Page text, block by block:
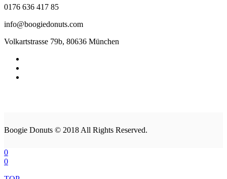
0176 636 417 85
info@boogiedonuts.com
Volkartstrasse 79b, 80636 München
Boogie Donuts © 2018 All Rights Reserved.
0
0